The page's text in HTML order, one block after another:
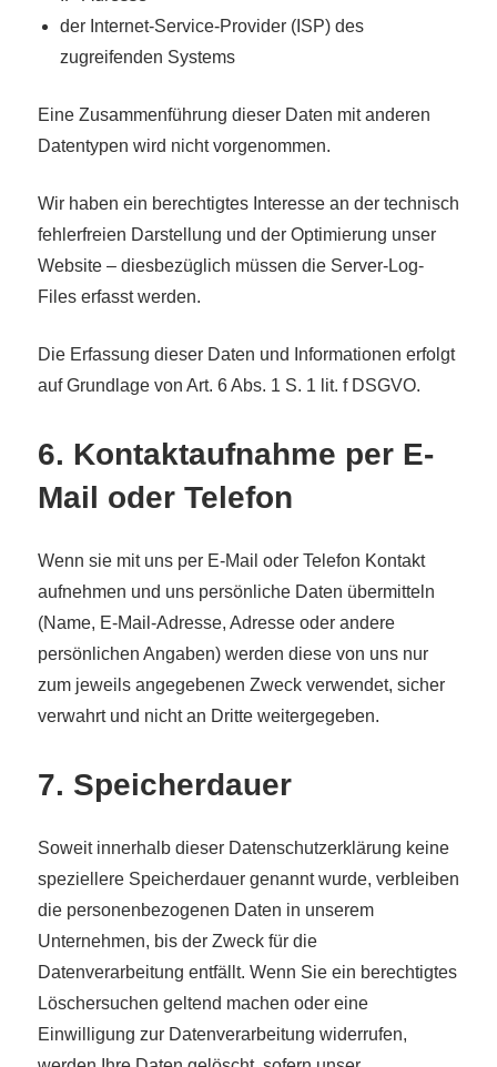
der Internet-Service-Provider (ISP) des
zugreifenden Systems
Eine Zusammenführung dieser Daten mit anderen
Datentypen wird nicht vorgenommen.
Wir haben ein berechtigtes Interesse an der technisch
fehlerfreien Darstellung und der Optimierung unser
Website – diesbezüglich müssen die Server-Log-
Files erfasst werden.
Die Erfassung dieser Daten und Informationen erfolgt
auf Grundlage von Art. 6 Abs. 1 S. 1 lit. f DSGVO.
6. Kontaktaufnahme per E-
Mail oder Telefon
Wenn sie mit uns per E-Mail oder Telefon Kontakt
aufnehmen und uns persönliche Daten übermitteln
(Name, E-Mail-Adresse, Adresse oder andere
persönlichen Angaben) werden diese von uns nur
zum jeweils angegebenen Zweck verwendet, sicher
verwahrt und nicht an Dritte weitergegeben.
7. Speicherdauer
Soweit innerhalb dieser Datenschutzerklärung keine
speziellere Speicherdauer genannt wurde, verbleiben
die personenbezogenen Daten in unserem
Unternehmen, bis der Zweck für die
Datenverarbeitung entfällt. Wenn Sie ein berechtigtes
Löschersuchen geltend machen oder eine
Einwilligung zur Datenverarbeitung widerrufen,